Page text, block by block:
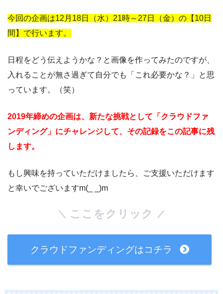
今回の企画は12月18日（水）21時～27日（金）の【10日
間】で行います。
日程をどう伝えようかな？と画像を作ってみたのですが、
入れることが無さ過ぎて自分でも「これ必要かな？」と思
っています。（笑）
2019年締めの企画は、新たな挑戦として「クラウドファ
ンディング」にチャレンジして、その記録をこの記事に残
します。
もし興味を持っていただけましたら、ご支援いただけます
と幸いでございますm(_ _)m
ここをクリック
クラウドファンディングはコチラ